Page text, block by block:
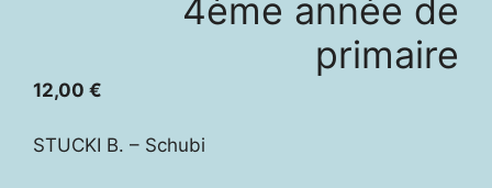
4ème année de
primaire
12,00 €
STUCKI B. – Schubi